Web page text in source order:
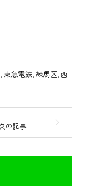
東急電鉄, 練馬区 西